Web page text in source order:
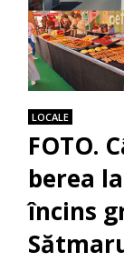
LOCALE
FOTO.
berea
încins